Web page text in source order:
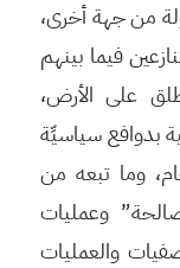
من جهة أخرى،
فيما بينهم
على الأرض،
بدوافع سياسيِّة
وما تبعه من
وعمليات
والعمليات